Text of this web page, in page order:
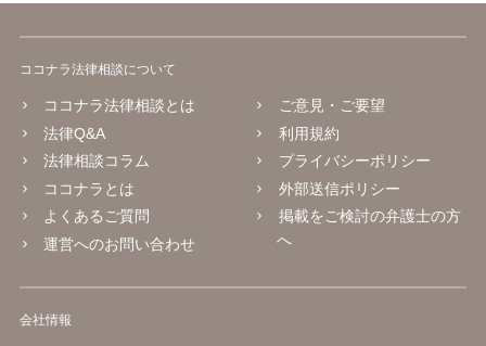
ココナラ法律相談について
ココナラ法律相談とは
法律Q&A
法律相談コラム
ココナラとは
よくあるご質問
運営へのお問い合わせ
ご意見・ご要望
利用規約
プライバシーポリシー
外部送信ポリシー
掲載をご検討の弁護士の方
へ
会社情報